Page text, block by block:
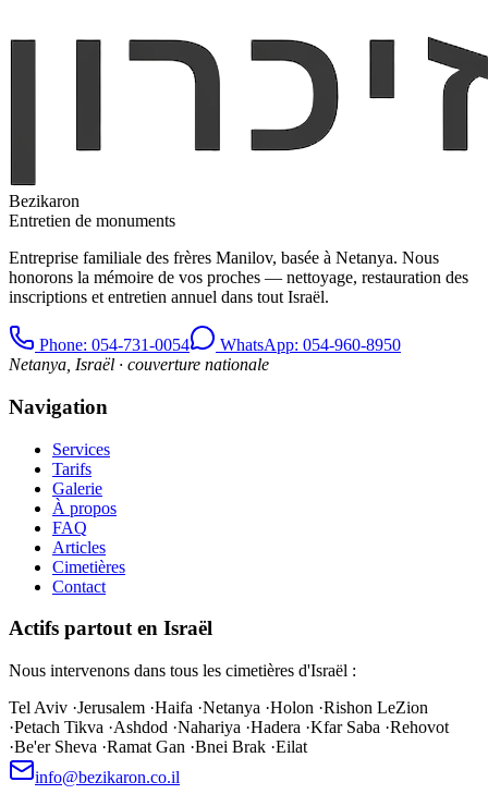
Bezikaron
Entretien de monuments
Entreprise familiale des frères Manilov, basée à Netanya. Nous
honorons la mémoire de vos proches — nettoyage, restauration des
inscriptions et entretien annuel dans tout Israël.
Phone: 054-731-0054
WhatsApp: 054-960-8950
Netanya, Israël · couverture nationale
Navigation
Services
Tarifs
Galerie
À propos
FAQ
Articles
Cimetières
Contact
Actifs partout en Israël
Nous intervenons dans tous les cimetières d'Israël :
Tel Aviv ·Jerusalem ·Haifa ·Netanya ·Holon ·Rishon LeZion
·Petach Tikva ·Ashdod ·Nahariya ·Hadera ·Kfar Saba ·Rehovot
·Be'er Sheva ·Ramat Gan ·Bnei Brak ·Eilat
info@bezikaron.co.il